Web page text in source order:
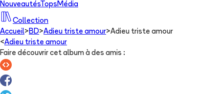
NouveautésTops Média
Collection
Accueil> BD>Adieu triste amour>Adieu triste amour
<Adieu triste amour
Faire découvrir cet album à des amis :